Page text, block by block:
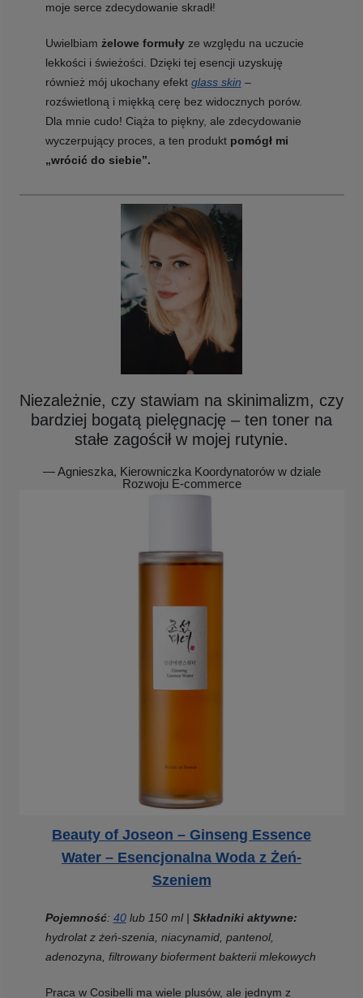
moje serce zdecydowanie skradł!
Uwielbiam żelowe formułyze względu na uczucie
lekkości i świeżości. Dzięki tej esencji uzyskuję
również mój ukochany efekt glass skin –
rozświetloną i miękką cerę bez widocznych porów.
Dla mnie cudo! Ciąża to piękny, ale zdecydowanie
wyczerpujący proces, a ten produkt pomógł mi
„wrócić do siebie”.
Niezależnie, czy stawiam na skinimalizm, czy
bardziej bogatą pielęgnację – ten toner na
stałe zagościł w mojej rutynie.
— Agnieszka, Kierowniczka Koordynatorów w dziale
Rozwoju E-commerce
Beauty of Joseon – Ginseng Essence
Water – Esencjonalna Woda z Żeń-
Szeniem
Pojemność: 40lub 150 ml | Składniki aktywne:
hydrolat z żeń-szenia, niacynamid, pantenol,
adenozyna, filtrowany bioferment bakterii mlekowych
Praca w Cosibelli ma wiele plusów, ale jednym z